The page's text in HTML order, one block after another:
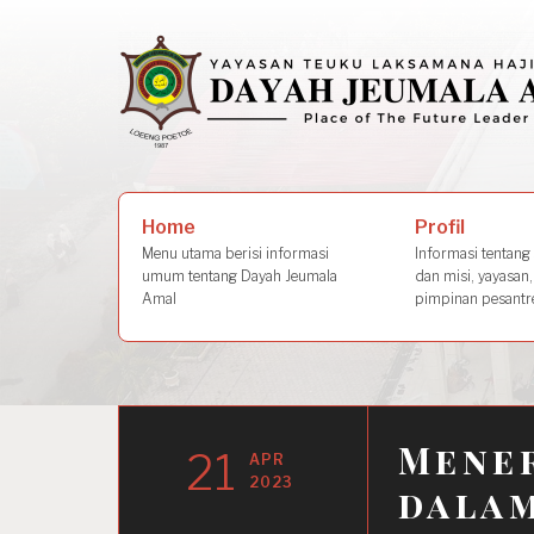
Home
Menu utama berisi informasi
umum tentang Dayah Jeumala
Amal
Profil
Informasi tentang
dan misi,
pimpinan
21
APR
2023